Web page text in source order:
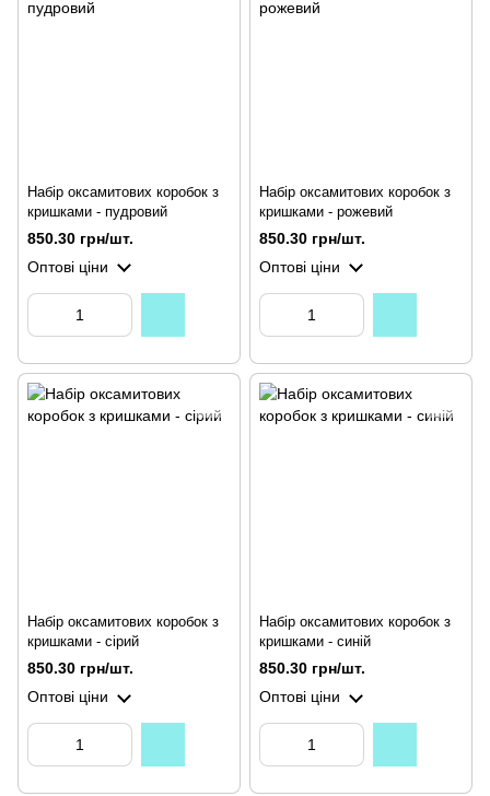
Набір оксамитових коробок з
кришками - пудровий
850.30 грн/шт.
Оптові ціни
Набір оксамитових коробок з
кришками - рожевий
850.30 грн/шт.
Оптові ціни
Набір оксамитових коробок з
кришками - сірий
850.30 грн/шт.
Оптові ціни
Набір оксамитових коробок з
кришками - синій
850.30 грн/шт.
Оптові ціни